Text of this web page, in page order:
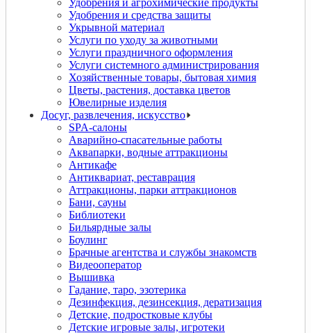
Удобрения и агрохимические продукты
Удобрения и средства защиты
Укрывной материал
Услуги по уходу за животными
Услуги праздничного оформления
Услуги системного администрирования
Хозяйственные товары, бытовая химия
Цветы, растения, доставка цветов
Ювелирные изделия
Досуг, развлечения, искусство
SPA-салоны
Аварийно-спасательные работы
Аквапарки, водные аттракционы
Антикафе
Антиквариат, реставрация
Аттракционы, парки аттракционов
Бани, сауны
Библиотеки
Бильярдные залы
Боулинг
Брачные агентства и службы знакомств
Видеооператор
Вышивка
Гадание, таро, эзотерика
Дeзинфекция, дeзинсекция, дератизация
Детские, подростковые клубы
Детские игровые залы, игротеки